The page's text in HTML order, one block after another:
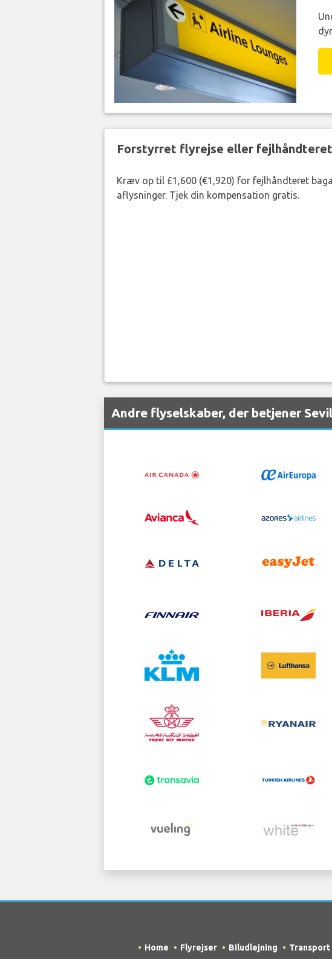
Forstyrret flyrejse eller fejlhåndteret
Kræv op til £1,600 (€1,920) for fejlhåndteret
aflysninger. Tjek din kompensation gratis.
Andre flyselskaber, der betjener
Home Flyrejser Biludlejning